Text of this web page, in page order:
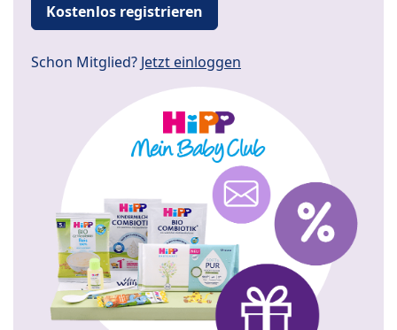
Kostenlos registrieren
Schon Mitglied? Jetzt einloggen